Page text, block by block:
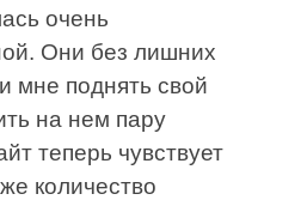
очень
Они без лишних
мне поднять свой
на нем пару
теперь чувствует
количество